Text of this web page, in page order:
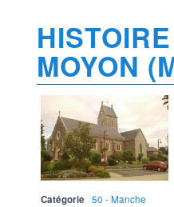
MOYON
Catégorie
50 - Manche